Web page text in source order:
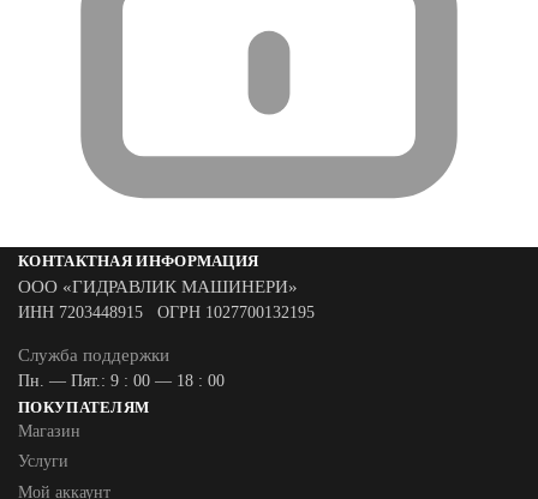
КОНТАКТНАЯ ИНФОРМАЦИЯ
ООО «ГИДРАВЛИК МАШИНЕРИ»
ИНН 7203448915 ОГРН 1027700132195
Служба поддержки
Пн. — Пят.: 9 : 00 — 18 : 00
ПОКУПАТЕЛЯМ
Магазин
Услуги
Мой аккаунт